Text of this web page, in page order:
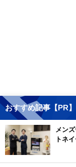
おすすめ記事【PR】
メン
トネ